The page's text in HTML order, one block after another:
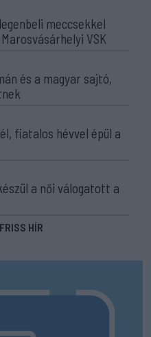
meccsekkel
VSK
és a magyar sajtó,
fiatalos hévvel épül a
a női válogatott a
HÍR